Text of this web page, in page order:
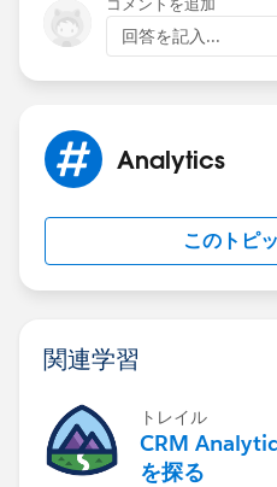
回答を記入...
Analytics
このトピ
関連学習
トレイル
CRM
を探る